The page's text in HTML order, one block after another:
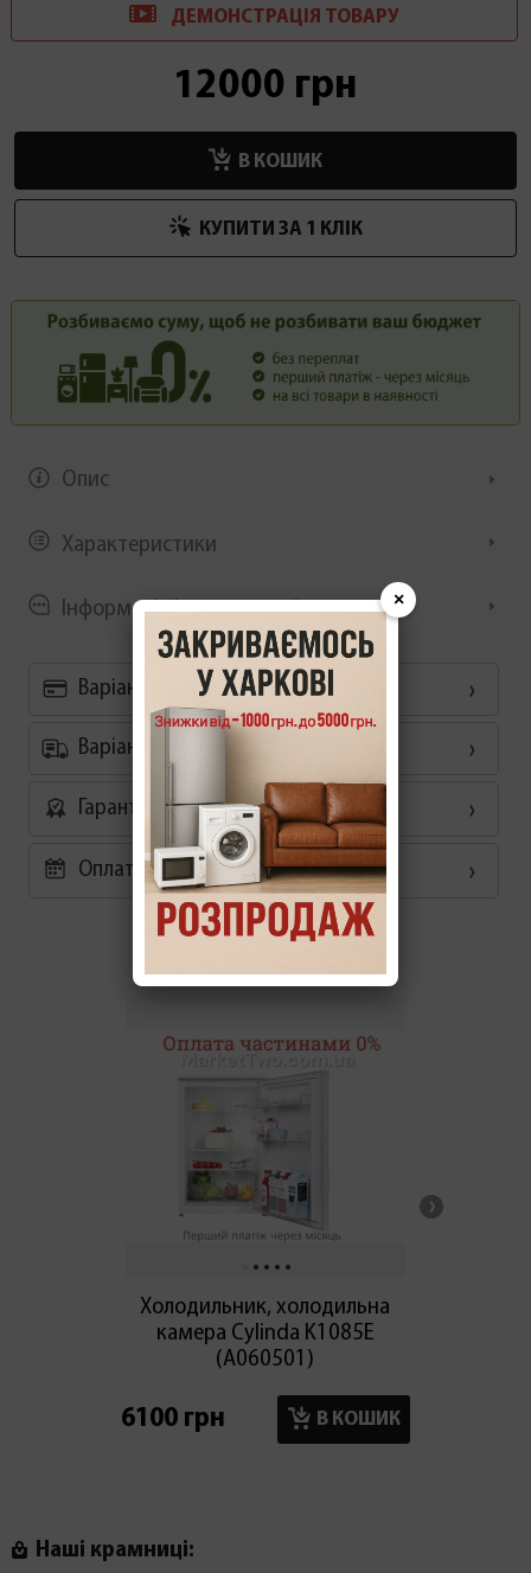
ДЕМОНСТРАЦІЯ ТОВАРУ
12000 грн
В КОШИК
КУПИТИ ЗА 1 КЛIК
Опис
Характеристики
Інформація/демонстрація
Варіанти оплати
Варіанти доставки
Гарантія
Оплата частинами 0%
Схожі товари
Холодильник, холодильна
камера Cylinda K1085E
(А060501)
6100 грн В КОШИК
Наші крамниці:
×